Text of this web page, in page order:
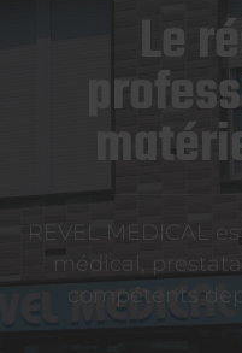
Le
REVEL MEDICAL
médical,
compétents